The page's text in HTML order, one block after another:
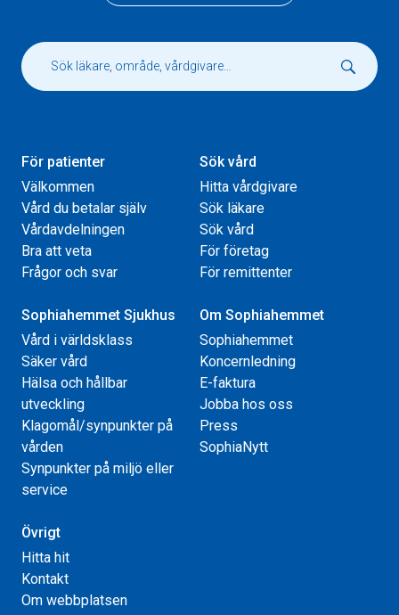
För patienter
Välkommen
Vård du betalar själv
Vårdavdelningen
Bra att veta
Frågor och svar
Sök vård
Hitta vårdgivare
Sök läkare
Sök vård
För företag
För remittenter
Sophiahemmet Sjukhus
Vård i världsklass
Säker vård
Hälsa och hållbar
utveckling
Klagomål/synpunkter på
vården
Synpunkter på miljö eller
service
Om Sophiahemmet
Sophiahemmet
Koncernledning
E-faktura
Jobba hos oss
Press
SophiaNytt
Övrigt
Hitta hit
Kontakt
Om webbplatsen